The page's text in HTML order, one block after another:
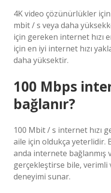
4K video çözünürlükler
mbit / s veya daha
için gereken internet hızı
için en iyi internet hızı
daha yüksektir.
100 Mbps
bağlanır?
100 Mbit / s internet hızı
aile için oldukça yeterlidir.
anda internete bağlanmış
gerçekleştirse bile,
deneyimi sunar.